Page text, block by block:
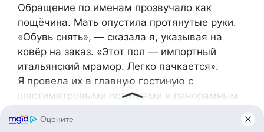
Обращение по именам прозвучало как
пощёчина. Мать опустила протянутые руки.
«Обувь снять», — сказала я, указывая на
ковёр на заказ. «Этот пол — импортный
итальянский мрамор. Легко пачкается».
Я провела их в главную гостиную с
шестиметровыми потолками и панорамным
безразличными, но тщетно. Сиенна поводила